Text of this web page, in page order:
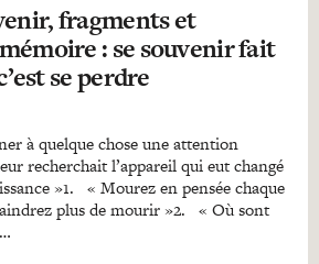
fragments et
: se souvenir fait
se perdre
à quelque chose une attention
recherchait l’appareil qui eut changé
»1. « Mourez en pensée chaque
plus de mourir »2. « Où sont